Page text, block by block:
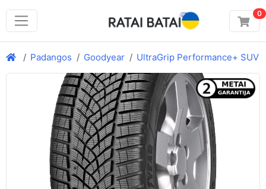
0
Padangos Goodyear UltraGrip Performance+ SUV